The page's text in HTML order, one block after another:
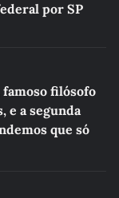
por SP
famoso filósofo
e a segunda
que só